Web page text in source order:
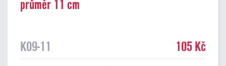
průměr 11 cm
K09-11 105 Kč